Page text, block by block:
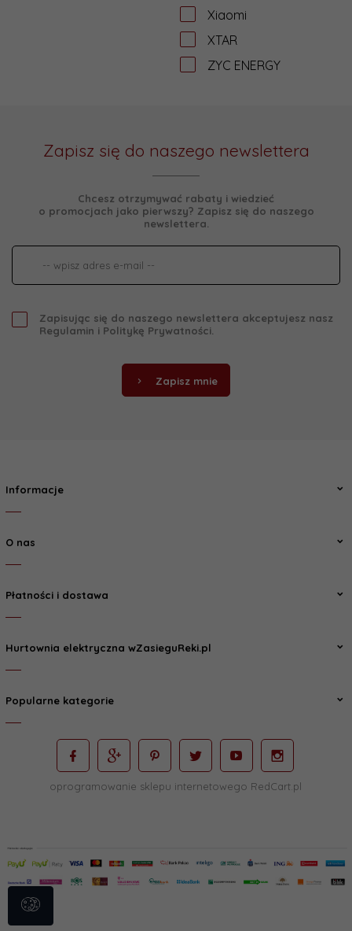
Xiaomi
XTAR
ZYC ENERGY
Zapisz się do naszego newslettera
Chcesz otrzymywać rabaty i wiedzieć
o promocjach jako pierwszy? Zapisz się do naszego
newslettera.
Zapisując się do naszego newslettera akceptujesz nasz
Regulamin i Politykę Prywatności.
Zapisz mnie
Informacje
O nas
Płatności i dostawa
Hurtownia elektryczna wZasieguReki.pl
Popularne kategorie
oprogramowanie sklepu internetowego RedCart.pl